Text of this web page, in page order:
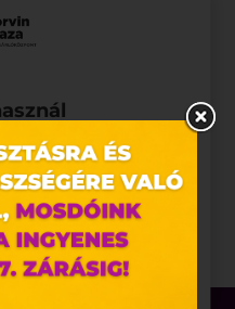
(továbbiakban „süti")
melyek információt
Ehhez az Ön
szóló 2003.